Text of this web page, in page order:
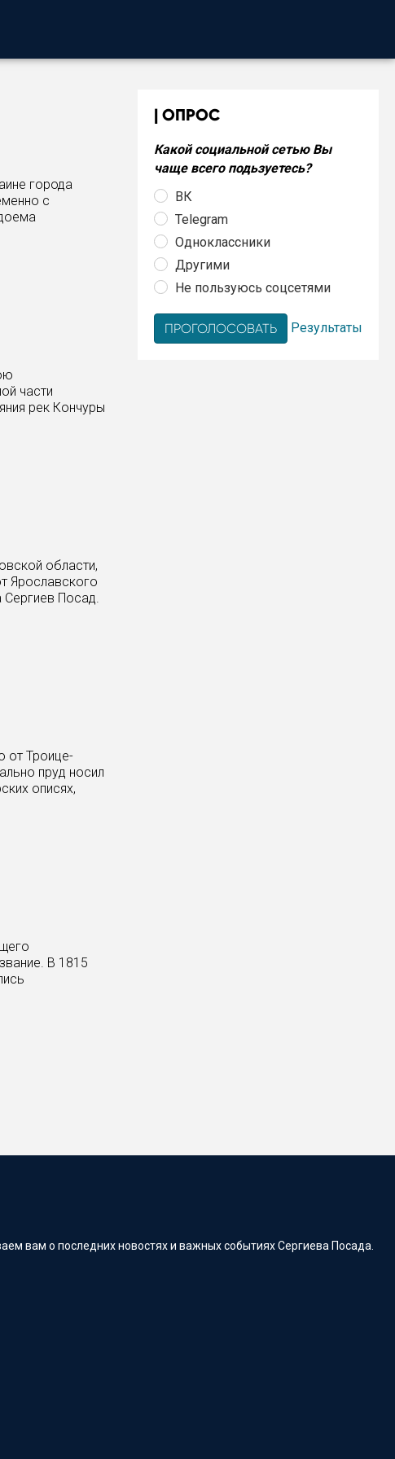
города
с
части
рек Кончуры
области,
Ярославского
Сергиев Посад.
от Троице-
пруд носил
описях,
В 1815
ОПРОС
Какой социальной сетью Вы
чаще всего подьзуетесь?
ВК
Telegram
Одноклассники
Другими
Не пользуюсь соцсетями
Результаты
вам о последних новостях и важных событиях Сергиева Посада.